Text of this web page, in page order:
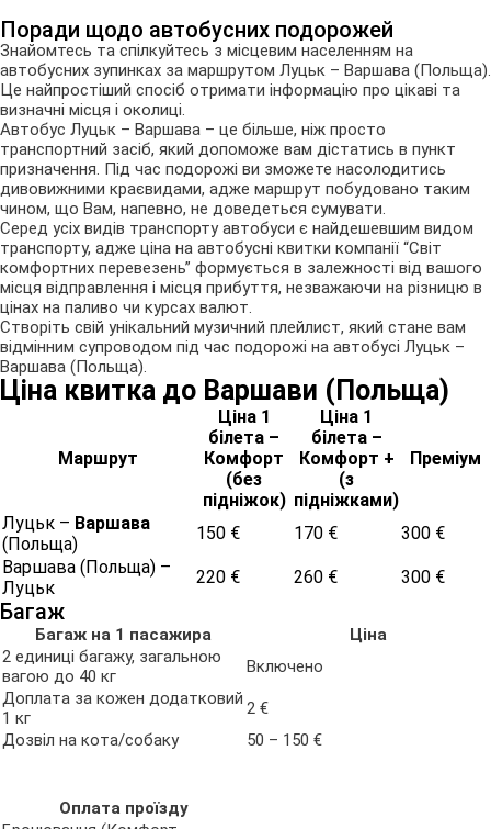
Поради щодо автобусних подорожей
Знайомтесь та спілкуйтесь з місцевим населенням на
автобусних зупинках за маршрутом Луцьк – Варшава (Польща).
Це найпростіший спосіб отримати інформацію про цікаві та
визначні місця і околиці.
Автобус Луцьк – Варшава – це більше, ніж просто
транспортний засіб, який допоможе вам дістатись в пункт
призначення. Під час подорожі ви зможете насолодитись
дивовижними краєвидами, адже маршрут побудовано таким
чином, що Вам, напевно, не доведеться сумувати.
Серед усіх видів транспорту автобуси є найдешевшим видом
транспорту, адже ціна на автобусні квитки компанії “Світ
комфортних перевезень” формується в залежності від вашого
місця відправлення і місця прибуття, незважаючи на різницю в
цінах на паливо чи курсах валют.
Створіть свій унікальний музичний плейлист, який стане вам
відмінним супроводом під час подорожі на автобусі Луцьк –
Варшава (Польща).
Ціна квитка до Варшави (Польща)
Маршрут
Ціна 1
білета –
Комфорт
(без
підніжок)
Ціна 1
білета –
Комфорт +
(з
підніжками)
Преміум
Луцьк – Варшава
(Польща)
150 € 170 €
300 €
Варшава (Польща) –
Луцьк
220 € 260 € 300 €
Багаж
Багаж на 1 пасажира
Ціна
2 единиці багажу, загальною
вагою до 40 кг
Включено
Доплата за кожен додатковий
1 кг
2 €
Дозвіл на кота/собаку
50 – 150 €
Оплата проїзду